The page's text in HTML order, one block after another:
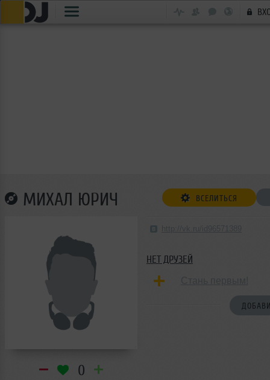
МИХАЛ ЮРИЧ ВСЕЛИТЬСЯ
0
НЕТ ДРУЗЕЙ